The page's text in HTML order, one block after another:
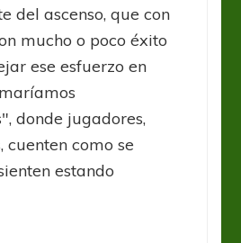
del ascenso, que con
mucho o poco éxito
ese esfuerzo en
donde jugadores,
cuenten como se
estando